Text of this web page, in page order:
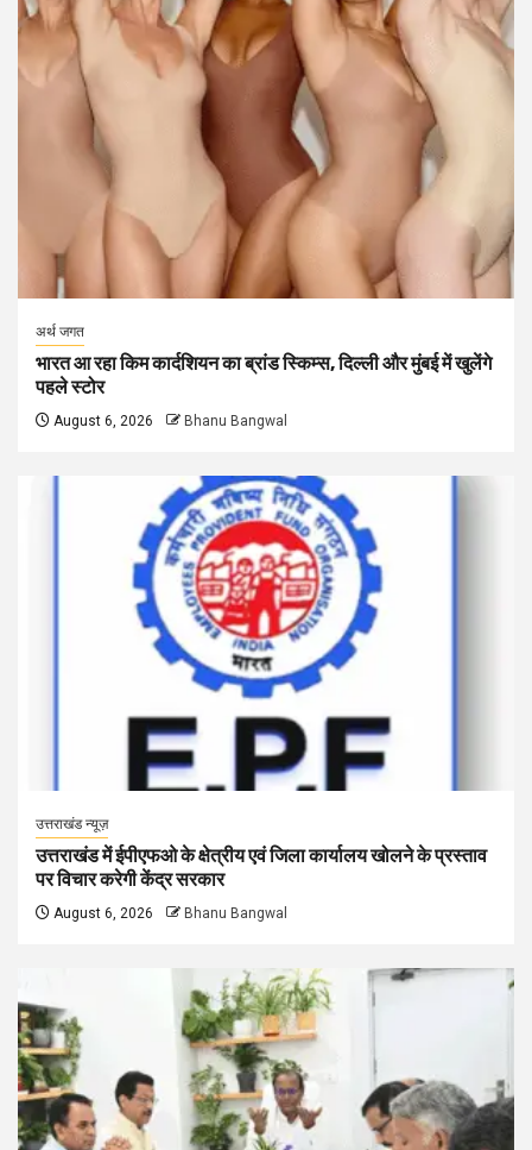
अर्थ जगत
भारत आ रहा किम कार्दशियन का ब्रांड स्किम्स, दिल्ली और मुंबई में खुलेंगे
पहले स्टोर
August 6, 2026 Bhanu Bangwal
उत्तराखंड न्यूज़
उत्तराखंड में ईपीएफओ के क्षेत्रीय एवं जिला कार्यालय खोलने के प्रस्ताव
पर विचार करेगी केंद्र सरकार
August 6, 2026 Bhanu Bangwal